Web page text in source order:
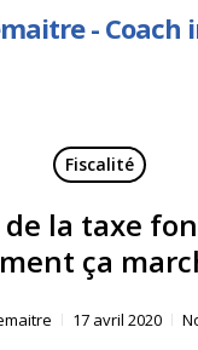
- Coach
Fiscalité
de la taxe
ça
17 avril 2020